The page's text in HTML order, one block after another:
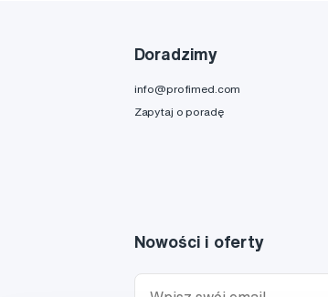
Doradzimy
info@profimed.com
Zapytaj o poradę
Nowości i oferty